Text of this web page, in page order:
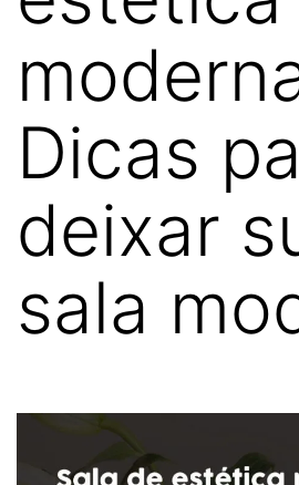
Dicas
deixar
sala